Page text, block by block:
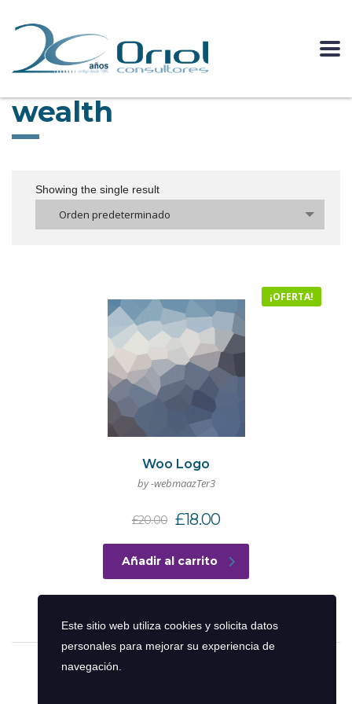
wealth
Showing the single result
Orden predeterminado
¡OFERTA!
Woo Logo
by -webmaazTer3
£20.00
El
precio
original
era:
£20.00.
£18.00El
precio
actual
es:
£18.00.
Añadir al carrito
Este sitio web utiliza cookies y solicita datos
personales para mejorar su experiencia de
navegación.